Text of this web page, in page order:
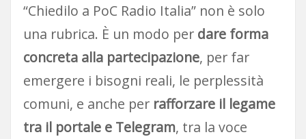
“Chiedilo a PoC Radio Italia” non è solo
una rubrica. È un modo per dare forma
concreta alla partecipazione, per far
emergere i bisogni reali, le perplessità
comuni, e anche per rafforzare il legame
tra il portale e Telegram, tra la voce